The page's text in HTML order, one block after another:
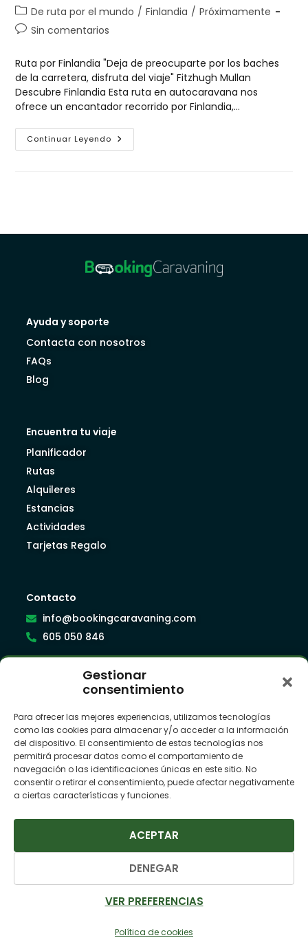
Gestionar
consentimiento
Para ofrecer las mejores experiencias, utilizamos tecnologías
como las cookies para almacenar y/o acceder a la información
del dispositivo. El consentimiento de estas tecnologías nos
permitirá procesar datos como el comportamiento de
navegación o las identificaciones únicas en este sitio. No
consentir o retirar el consentimiento, puede afectar negativamente
a ciertas características y funciones.
ACEPTAR
DENEGAR
VER PREFERENCIAS
Política de cookies
De ruta por el mundo / Finlandia / Próximamente
Sin comentarios
Ruta por Finlandia "Deja de preocuparte por los baches
de la carretera, disfruta del viaje" Fitzhugh Mullan
Descubre Finlandia Esta ruta en autocaravana nos
ofrece un encantador recorrido por Finlandia,…
Continuar Leyendo
Ayuda y soporte
Contacta con nosotros
FAQs
Blog
Encuentra tu viaje
Planificador
Rutas
Alquileres
Estancias
Actividades
Tarjetas Regalo
Contacto
info@bookingcaravaning.com
605 050 846
Síguenos
Suscríbete a nuestra newsletter
Política de Cookies ·Términos y Condiciones Viajeros ·